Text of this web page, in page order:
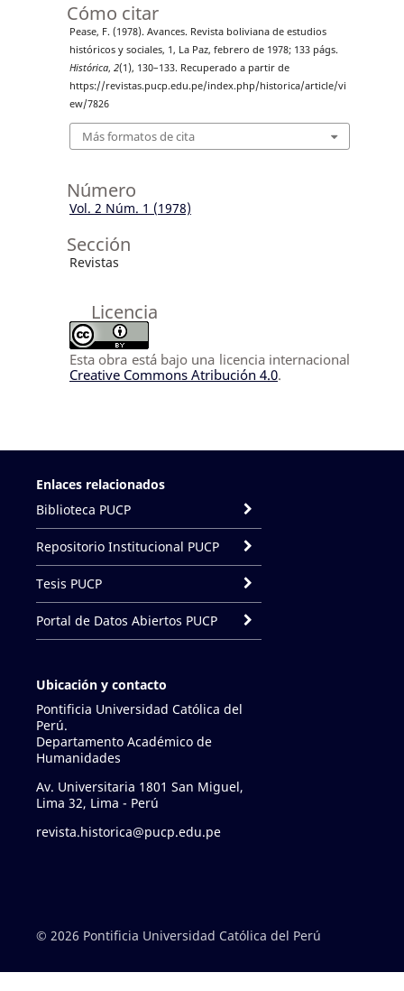
Cómo citar
Pease, F. (1978). Avances. Revista boliviana de estudios
históricos y sociales, 1, La Paz, febrero de 1978; 133 págs.
Histórica, 2(1), 130–133. Recuperado a partir de
https://revistas.pucp.edu.pe/index.php/historica/article/vi
ew/7826
Más formatos de cita
Número
Vol. 2 Núm. 1 (1978)
Sección
Revistas
Licencia
Esta obra está bajo una licencia internacional
Creative Commons Atribución 4.0.
Enlaces relacionados
Biblioteca PUCP
Repositorio Institucional PUCP
Tesis PUCP
Portal de Datos Abiertos PUCP
Ubicación y contacto
Pontificia Universidad Católica del
Perú.
Departamento Académico de
Humanidades
Av. Universitaria 1801 San Miguel,
Lima 32, Lima - Perú
revista.historica@pucp.edu.pe
© 2026 Pontificia Universidad Católica del Perú